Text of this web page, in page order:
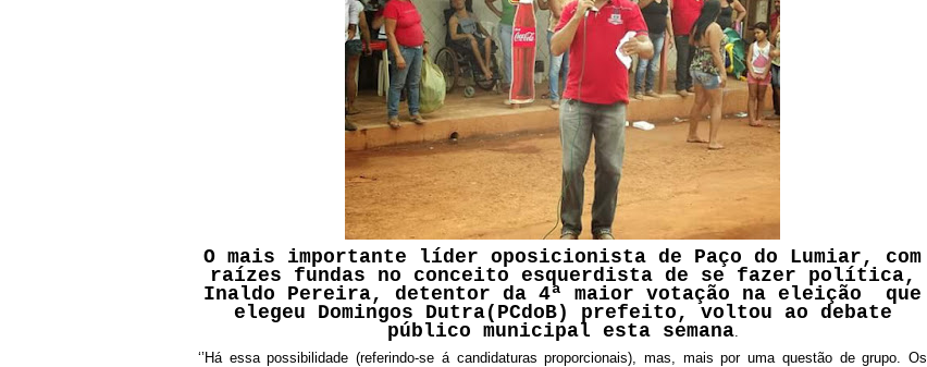
O mais importante líder oposicionista de Paço do Lumiar, com
raízes fundas no conceito esquerdista de se fazer política,
Inaldo Pereira, detentor da 4ª maior votação na eleição
que
elegeu Domingos Dutra(PCdoB) prefeito, voltou ao debate
público municipal esta semana.
‘’Há essa possibilidade (referindo-se á candidaturas proporcionais), mas, mais por uma questão de grupo. Os